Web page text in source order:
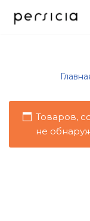
Товаров,
не